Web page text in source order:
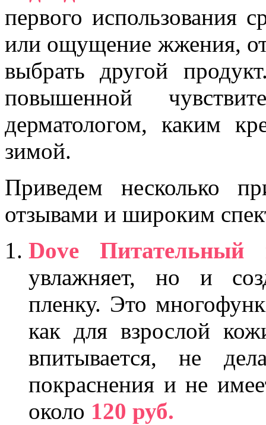
первого использования
или ощущение жжения,
выбрать другой
повышенной
дерматологом, каким
зимой.
Приведем несколько
отзывами и широким
Dove
увлажняет, но и
пленку. Это
как для взрослой
впитывается, не
покраснения и не
около 120 руб.